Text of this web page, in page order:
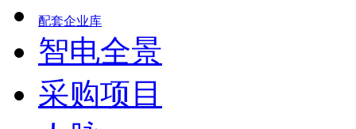
配套企业库
智电全景
采购项目